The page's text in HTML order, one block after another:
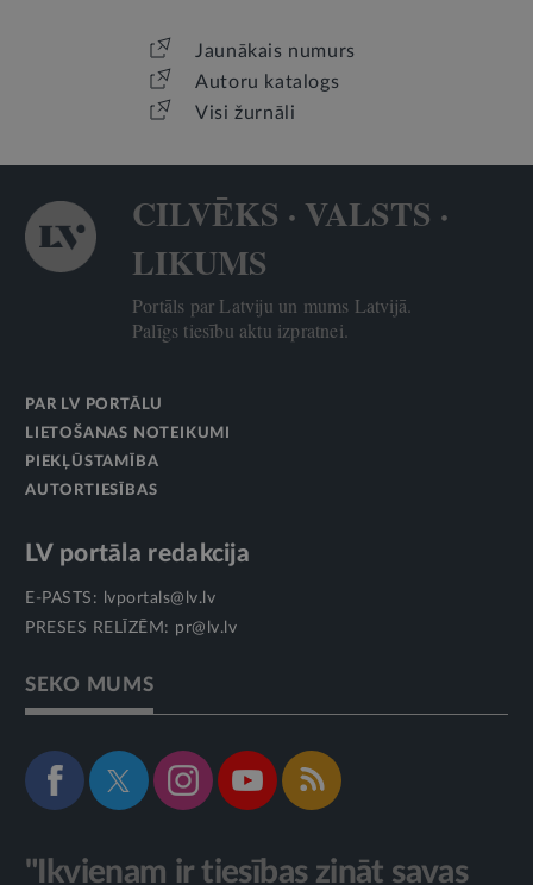
Jaunākais numurs
Autoru katalogs
Visi žurnāli
CILVĒKS · VALSTS ·
LIKUMS
Portāls par Latviju un mums Latvijā.
Palīgs tiesību aktu izpratnei.
PAR LV PORTĀLU
LIETOŠANAS NOTEIKUMI
PIEKĻŪSTAMĪBA
AUTORTIESĪBAS
LV portāla redakcija
E-PASTS:
lvportals@lv.lv
PRESES RELĪZĒM: pr@lv.lv
SEKO MUMS
"Ikvienam ir tiesības zināt savas